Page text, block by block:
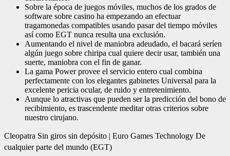
Sobre la época de juegos móviles, muchos de los grados de
software sobre casino ha empezando an efectuar
tragamonedas compatibles usando pasar del tiempo móviles
así­ como EGT nunca resulta una exclusión.
Aumentando el nivel de maniobra adeudado, el bacará serí­en
algún juego sobre chiripa cual quiere decir usar, también una
suerte, maniobra con el fin de ganar.
La gama Power provee el servicio entero cual combina
perfectamente con los elegantes gabinetes Universal para la
excelente pericia ocular, de ruido y entretenimiento.
Aunque lo atractivas que pueden ser la predicción del bono de
recibimiento, es trascendente meditar otras criterios sobre
nuestro cirujano.
Cleopatra Sin giros sin depósito | Euro Games Technology De
cualquier parte del mundo (EGT)